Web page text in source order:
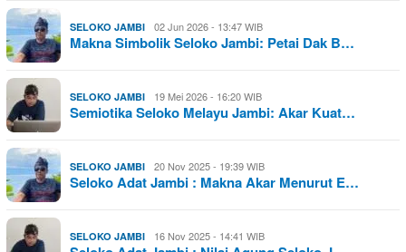
SELOKO JAMBI 02 Jun 2026 - 13:47 WIB
Makna Simbolik Seloko Jambi: Petai Dak B…
SELOKO JAMBI 19 Mei 2026 - 16:20 WIB
Semiotika Seloko Melayu Jambi: Akar Kuat…
SELOKO JAMBI 20 Nov 2025 - 19:39 WIB
Seloko Adat Jambi : Makna Akar Menurut E…
SELOKO JAMBI 16 Nov 2025 - 14:41 WIB